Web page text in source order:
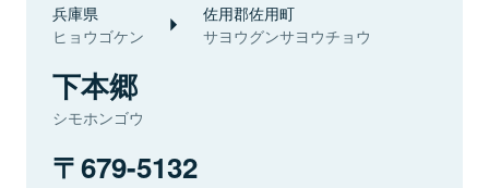
兵庫県
ヒョウゴケン
佐用郡佐用町
サヨウグンサヨウチョウ
下本郷
シモホンゴウ
679-5132